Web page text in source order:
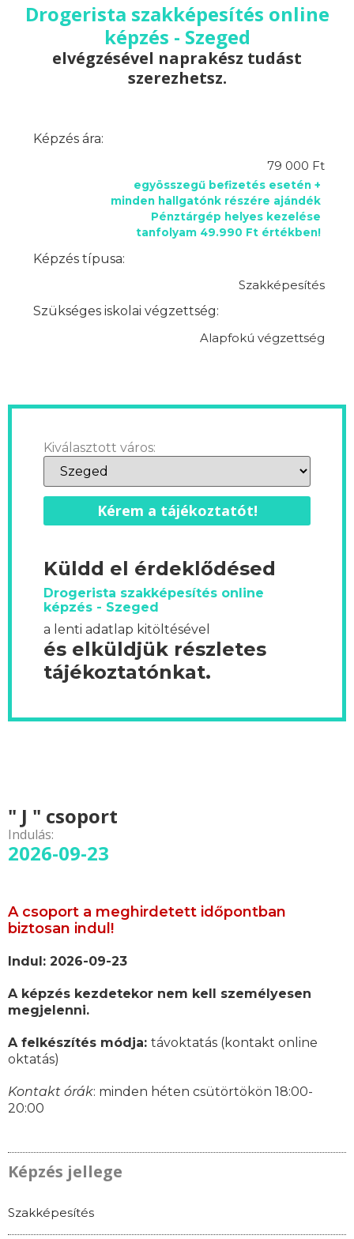
Drogerista szakképesítés online
képzés - Szeged
elvégzésével naprakész tudást
szerezhetsz.
Képzés ára:
79 000 Ft
egyösszegű befizetés esetén +
minden hallgatónk részére ajándék
Pénztárgép helyes kezelése
tanfolyam 49.990 Ft értékben!
Képzés típusa:
Szakképesítés
Szükséges iskolai végzettség:
Alapfokú végzettség
Kiválasztott város:
Kérem a tájékoztatót!
Küldd el érdeklődésed
Drogerista szakképesítés online
képzés - Szeged
a lenti adatlap kitöltésével
és elküldjük részletes
tájékoztatónkat.
" J " csoport
Indulás:
2026-09-23
A csoport a meghirdetett időpontban
biztosan indul!
Indul: 2026-09-23
A képzés kezdetekor nem kell személyesen
megjelenni.
A felkészítés módja: távoktatás (kontakt online
oktatás)
Kontakt órák: minden héten csütörtökön 18:00-
20:00
Képzés jellege
Szakképesítés